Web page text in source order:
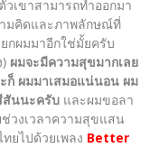
เขาสามารถทำออกมา
มคิดและภาพลักษณ์ที่
กผมมาอีกใช่มั้ยครับ
ผมจะมีความสุขมากเลย
ก็ ผมมาเสมอแน่นอน ผม
สันนะครับ และผมขอลา
วงเวลาความสุขแสน
ยไปด้วยเพลง Better